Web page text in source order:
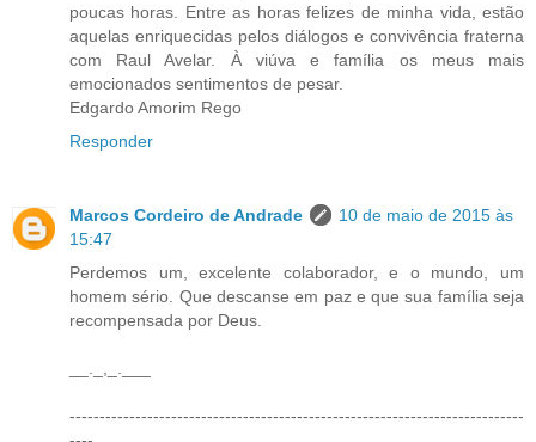
poucas horas. Entre as horas felizes de minha vida, estão
aquelas enriquecidas pelos diálogos e convivência fraterna
com Raul Avelar. À viúva e família os meus mais
emocionados sentimentos de pesar.
Edgardo Amorim Rego
Responder
Marcos Cordeiro de Andrade
10 de maio de 2015 às
15:47
Perdemos um, excelente colaborador, e o mundo, um
homem sério. Que descanse em paz e que sua família seja
recompensada por Deus.
----------------------------------------------------------------------------